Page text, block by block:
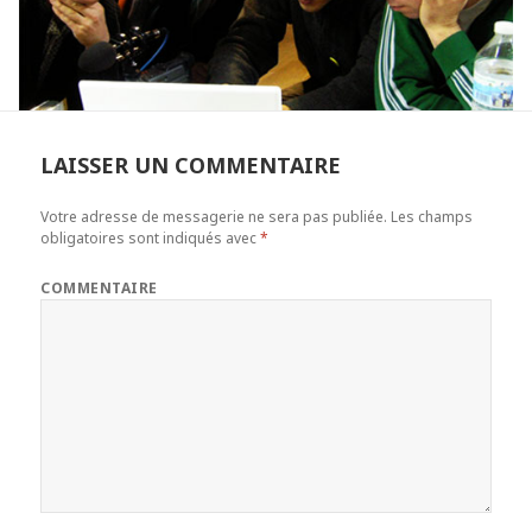
LAISSER UN COMMENTAIRE
Votre adresse de messagerie ne sera pas publiée. Les champs
obligatoires sont indiqués avec*
COMMENTAIRE